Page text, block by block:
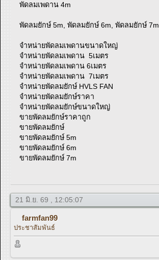
พัดลมเพดาน 4m
พัดลมยักษ์ 5m, พัดลมยักษ์ 6m, พัดลมยักษ์ 7m
จำหน่ายพัดลมเพดานขนาดใหญ่
จำหน่ายพัดลมเพดาน 5เมตร
จำหน่ายพัดลมเพดาน 6เมตร
จำหน่ายพัดลมเพดาน 7เมตร
จำหน่ายพัดลมยักษ์ HVLS FAN
จำหน่ายพัดลมยักษ์ราคา
จำหน่ายพัดลมยักษ์ขนาดใหญ่
ขายพัดลมยักษ์ราคาถูก
ขายพัดลมยักษ์
ขายพัดลมยักษ์ 5m
ขายพัดลมยักษ์ 6m
ขายพัดลมยักษ์ 7m
21 มิ.ย. 69 , 12:05:07
farmfan99
ประชาสัมพันธ์